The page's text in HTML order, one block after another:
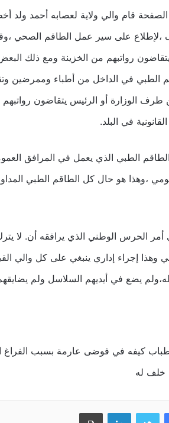
قام والي ولاية لعصابه أحمد ولد
،لإطلاع على سير عمل الطاقم الصحي
رواتبهم من الخزينة ومع ذلك
الطبي في الداخل من أطباء وممرضين
طرف الوزارة أو الرئيس يتقاضون
في البلد.
الطبي الذي يعمل في المرافق
،وهذا هو حال كل الطاقم الطبي
أمر الحرس الوطني الذي يرافقه أن.
وهذا إجراء إداري ينبغي على كل والي
له،ولم يضع في أيديهم السلاسل ولم
كيفه في فوضى عارمة بسبب الفراغ
خلف له
فيسبوك تويتر لينكدإن طباعة